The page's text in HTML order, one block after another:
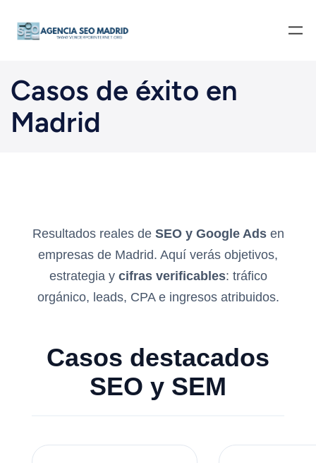
Casos de éxito en
Madrid
Resultados reales de SEO y Google Adsen
empresas de Madrid. Aquí verás objetivos,
estrategia y cifras verificables: tráfico
orgánico, leads, CPA e ingresos atribuidos.
Casos destacados
SEO y SEM